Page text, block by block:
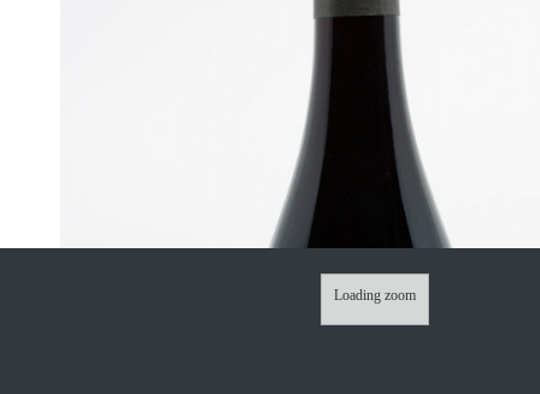
Loading zoom